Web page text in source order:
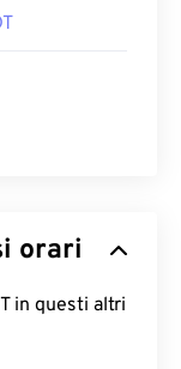
orari
in questi altri